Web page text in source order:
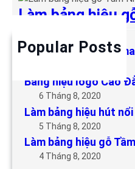
Làm bảng hiệu
Popular Posts
Làm bảng hiệu LED
Bảng hiệu logo Cao
6 Tháng 8, 2020
Làm bảng hiệu hút
5 Tháng 8, 2020
Làm bảng hiệu gỗ
4 Tháng 8, 2020